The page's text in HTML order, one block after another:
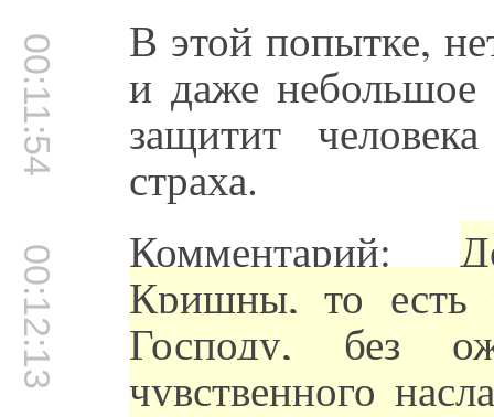
00:11:54 В этой попытке,
и даже
защитит
страха.
00:12:13 Комментарий:
Кришны, то есть
Господу, без
чувственного